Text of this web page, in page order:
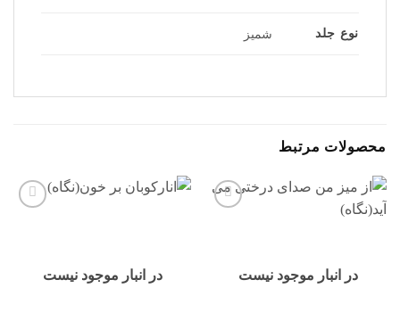
نوع جلد شمیز
محصولات مرتبط
در انبار موجود نیست در انبار موجود نیست